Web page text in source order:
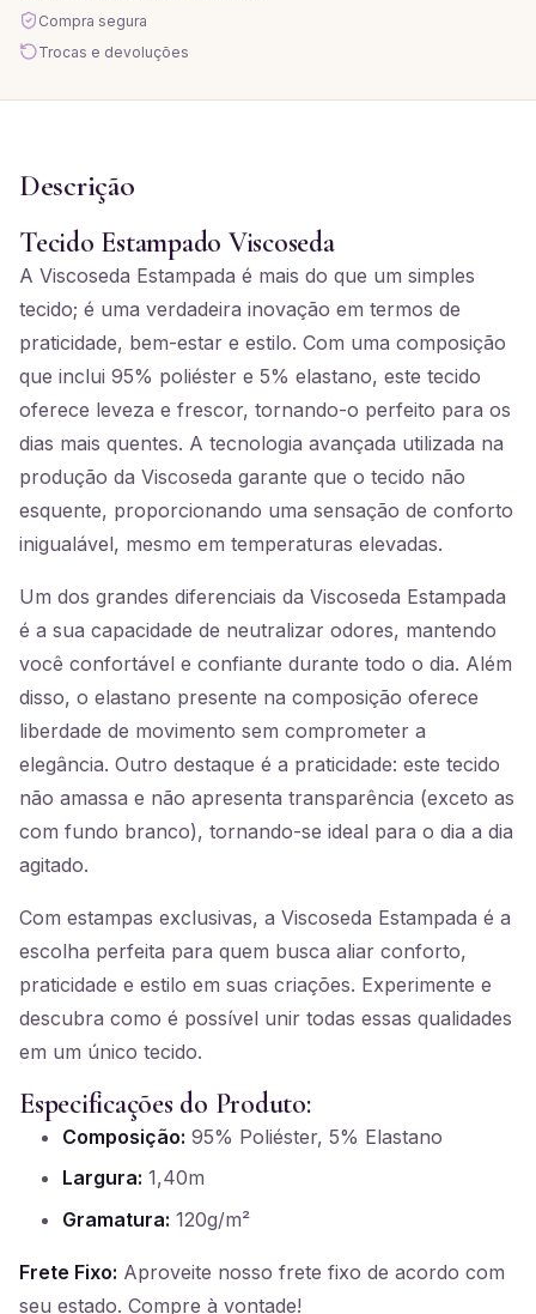
Compra segura
Trocas e devoluções
Descrição
Tecido Estampado Viscoseda
A Viscoseda Estampada é mais do que um simples
tecido; é uma verdadeira inovação em termos de
praticidade, bem-estar e estilo. Com uma composição
que inclui 95% poliéster e 5% elastano, este tecido
oferece leveza e frescor, tornando-o perfeito para os
dias mais quentes. A tecnologia avançada utilizada na
produção da Viscoseda garante que o tecido não
esquente, proporcionando uma sensação de conforto
inigualável, mesmo em temperaturas elevadas.
Um dos grandes diferenciais da Viscoseda Estampada
é a sua capacidade de neutralizar odores, mantendo
você confortável e confiante durante todo o dia. Além
disso, o elastano presente na composição oferece
liberdade de movimento sem comprometer a
elegância. Outro destaque é a praticidade: este tecido
não amassa e não apresenta transparência (exceto as
com fundo branco), tornando-se ideal para o dia a dia
agitado.
Com estampas exclusivas, a Viscoseda Estampada é a
escolha perfeita para quem busca aliar conforto,
praticidade e estilo em suas criações. Experimente e
descubra como é possível unir todas essas qualidades
em um único tecido.
Especificações do Produto:
Composição: 95% Poliéster, 5% Elastano
Largura: 1,40m
Gramatura: 120g/m²
Frete Fixo: Aproveite nosso frete fixo de acordo com
seu estado. Compre à vontade!